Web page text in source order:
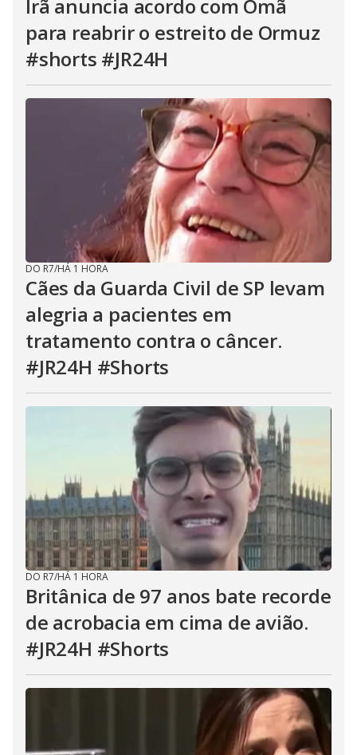
Irã anuncia acordo com Omã
para reabrir o estreito de Ormuz
#shorts #JR24H
DO R7/HÁ 1 HORA
Cães da Guarda Civil de SP levam
alegria a pacientes em
tratamento contra o câncer.
#JR24H #Shorts
DO R7/HÁ 1 HORA
Britânica de 97 anos bate recorde
de acrobacia em cima de avião.
#JR24H #Shorts